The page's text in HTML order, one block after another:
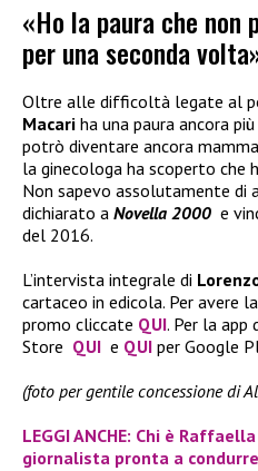
«Ho la paura che non
per una seconda
Oltre alle difficoltà legate al
Macari ha una paura ancora
potrò diventare ancora
la ginecologa ha scoperto che
Non sapevo assolutamente di
dichiarato a Novella 2000 e
del 2016.
L’intervista integrale di
cartaceo in edicola. Per avere
promo cliccate QUI. Per la app
Store QUI e QUI per Google
(foto per gentile concessione di
LEGGI ANCHE: Chi è
giornalista pronta a condurre